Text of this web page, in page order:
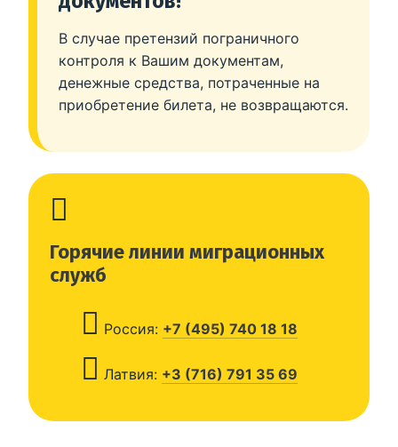
В случае претензий пограничного
контроля к Вашим документам,
денежные средства, потраченные на
приобретение билета, не возвращаются.
Горячие линии миграционных
служб
Россия: +7 (495) 740 18 18
Латвия: +3 (716) 791 35 69